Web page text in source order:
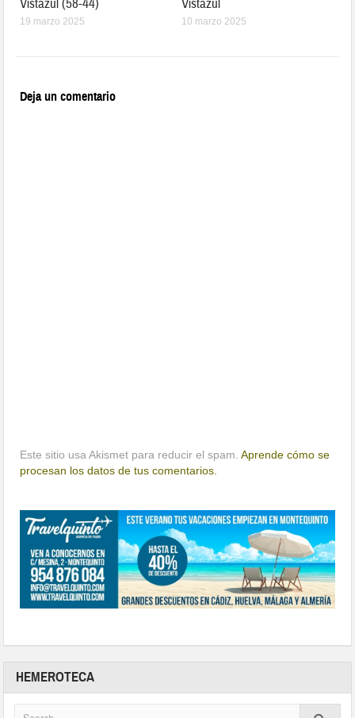
Vistazul (58-44)
19 marzo 2025
Vistazul
10 marzo 2025
Deja un comentario
Este sitio usa Akismet para reducir el spam.Aprende cómo se
procesan los datos de tus comentarios.
HEMEROTECA